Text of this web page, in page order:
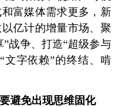
富媒体需求更多，新
亿计的增量市场、聚
”战争、打造“超级参与
文字依赖”的终结、啃
避免出现思维固化